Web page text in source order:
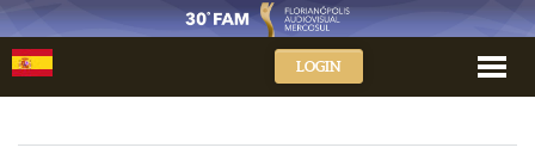
LOGIN